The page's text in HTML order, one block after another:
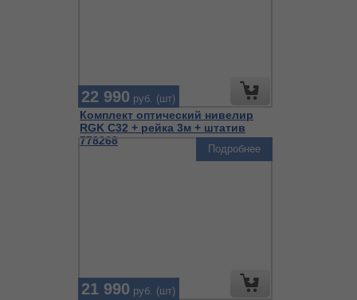
Комплект оптический нивелир
RGK С32 + рейка 3м + штатив
778268
22 990 руб. (шт)
21 990 руб. (шт)
Подробнее